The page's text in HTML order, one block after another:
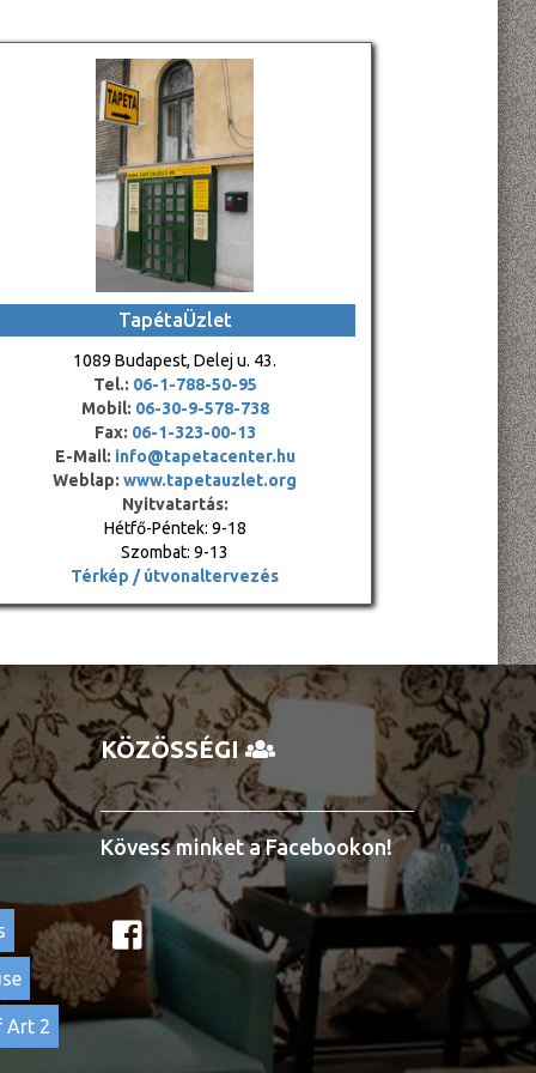
TapétaÜzlet
1089 Budapest, Delej u. 43.
Tel.: 06-1-788-50-95
Mobil: 06-30-9-578-738
Fax: 06-1-323-00-13
E-Mail: info@tapetacenter.hu
Weblap: www.tapetauzlet.org
Nyitvatartás:
Hétfő-Péntek: 9-18
Szombat: 9-13
Térkép / útvonaltervezés
Art 2
KÖZÖSSÉGI
Kövess minket a Facebookon!